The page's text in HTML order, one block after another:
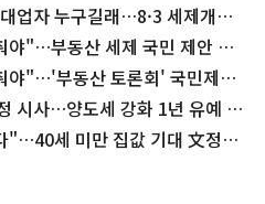
업자 누구길래…8·3 세제개편
야"…부동산 세제 국민 제안 봇
야"…'부동산 토론회' 국민제안
시사…양도세 강화 1년 유예 후
"…40세 미만 집값 기대 文정부